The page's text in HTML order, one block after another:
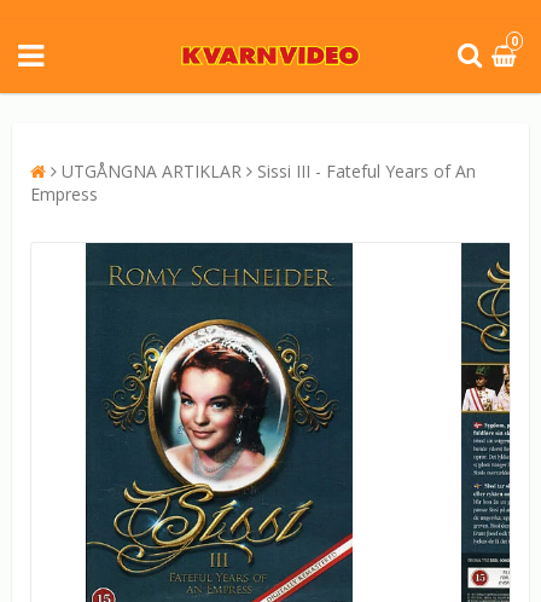
0
UTGÅNGNA ARTIKLAR
Sissi III - Fateful Years of An
Empress